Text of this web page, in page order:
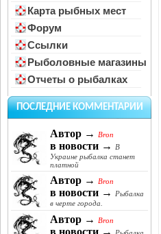
Карта рыбных мест
Форум
Ссылки
Рыболовные магазины
Отчеты о рыбалках
ПОСЛЕДНИЕ КОММЕНТАРИИ
Автор → Bron
в новости →
В
Украине рыбалка станет
платной
Автор → Bron
в новости →
Рыбалка
в черте города.
Автор → Bron
в новости →